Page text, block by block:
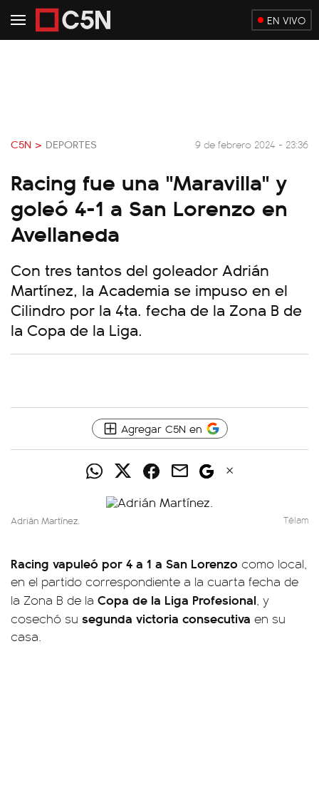
EN VIVO
C5N > DEPORTES 9 de febrero 2024 - 23:36
Racing fue una "Maravilla" y
goleó 4-1 a San Lorenzo en
Avellaneda
Con tres tantos del goleador Adrián
Martínez, la Academia se impuso en el
Cilindro por la 4ta. fecha de la Zona B de
la Copa de la Liga.
Agregar C5N en
Adrián Martínez. Télam
Racing vapuleó por 4 a 1 a San Lorenzo como local,
en el partido correspondiente a la cuarta fecha de
la Zona B de la Copa de la Liga Profesional, y
cosechó su segunda victoria consecutiva en su
casa.